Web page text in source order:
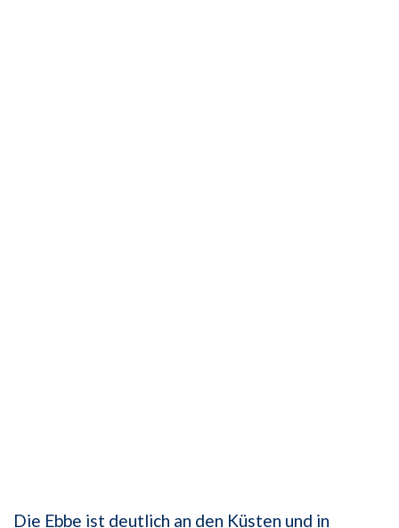
Die Ebbe ist deutlich an den Küsten und in